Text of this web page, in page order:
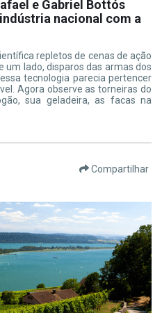
e Gabriel Bottós
nacional com a
repletos de cenas de ação
um lado, disparos das armas dos
tecnologia parecia pertencer
Agora observe as torneiras do
sua geladeira, as facas na
Compartilhar